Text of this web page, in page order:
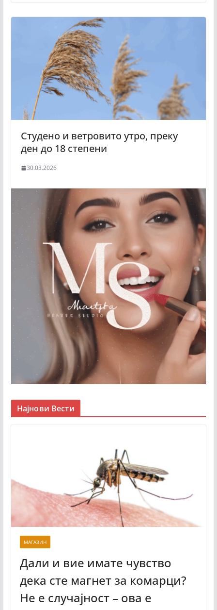
Студено и ветровито утро, преку
ден до 18 степени
30.03.2026
Најнови Вести
МАГАЗИН
Дали и вие имате чувство
дека сте магнет за комарци?
Не е случајност – ова е